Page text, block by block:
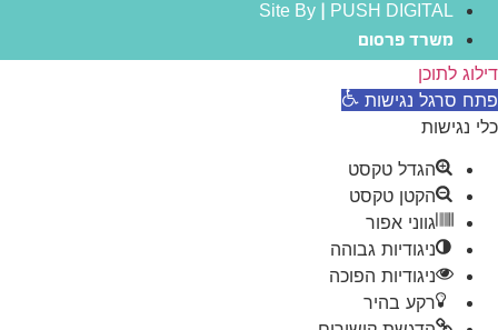
Site By | PUSH DIGITAL
משרד פרסום
דילוג לתוכן
פתח סרגל נגישות
כלי נגישות
הגדל טקסט
הקטן טקסט
גווני אפור
ניגודיות גבוהה
ניגודיות הפוכה
רקע בהיר